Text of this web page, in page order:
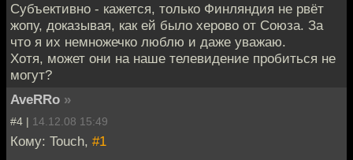
Субъективно - кажется, только Финляндия не рвёт
жопу, доказывая, как ей было херово от Союза. За
что я их немножечко люблю и даже уважаю.
Хотя, может они на наше телевидение пробиться не
могут?
AveRRo »
#4 | 14.12.08 15:49
Кому: Touch, #1